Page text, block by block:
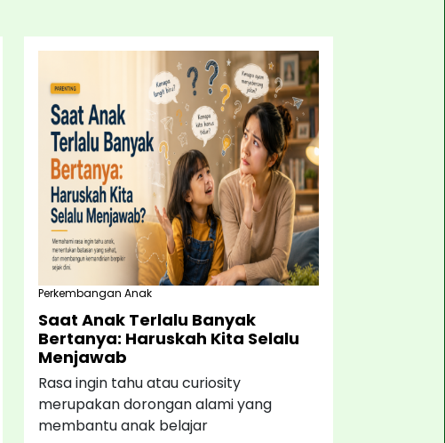
Perkembangan Anak
Saat Anak Terlalu Banyak
Bertanya: Haruskah Kita Selalu
Menjawab
Rasa ingin tahu atau curiosity
merupakan dorongan alami yang
membantu anak belajar